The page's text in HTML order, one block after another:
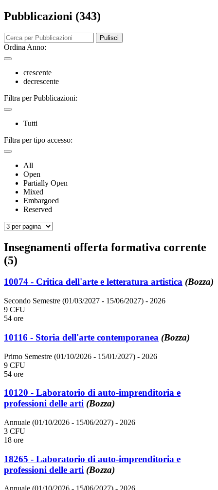
Pubblicazioni (343)
Pulisci
Ordina Anno:
crescente
decrescente
Filtra per Pubblicazioni:
Tutti
Filtra per tipo accesso:
All
Open
Partially Open
Mixed
Embargoed
Reserved
Insegnamenti offerta formativa corrente
(5)
10074 - Critica dell'arte e letteratura artistica (Bozza)
Secondo Semestre (01/03/2027 - 15/06/2027) - 2026
9 CFU
54 ore
10116 - Storia dell'arte contemporanea (Bozza)
Primo Semestre (01/10/2026 - 15/01/2027) - 2026
9 CFU
54 ore
10120 - Laboratorio di auto-imprenditoria e
professioni delle arti (Bozza)
Annuale (01/10/2026 - 15/06/2027) - 2026
3 CFU
18 ore
18265 - Laboratorio di auto-imprenditoria e
professioni delle arti (Bozza)